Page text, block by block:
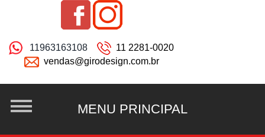
11963163108
11 2281-0020
vendas@girodesign.com.br